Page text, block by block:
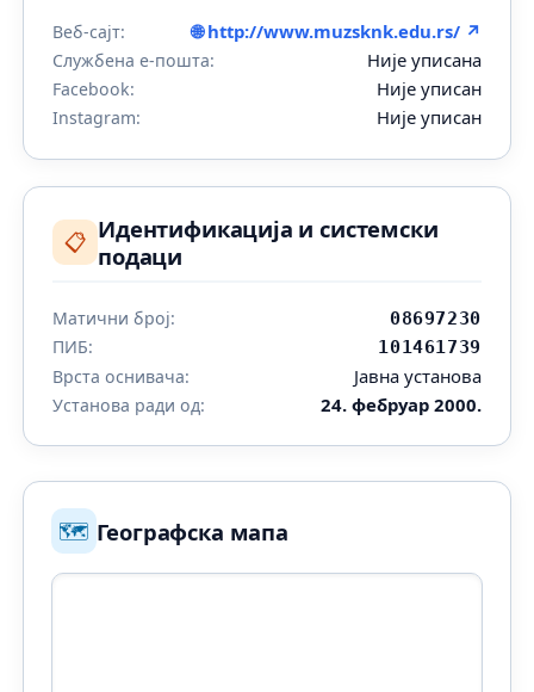
Веб-сајт: 🌐 http://www.muzsknk.edu.rs/ ↗
Службена е-пошта: Није уписана
Facebook: Није уписан
Instagram: Није уписан
📋 Идентификација и системски
подаци
Матични број: 08697230
ПИБ: 101461739
Врста оснивача: Јавна установа
Установа ради од: 24. фебруар 2000.
🗺️ Географска мапа